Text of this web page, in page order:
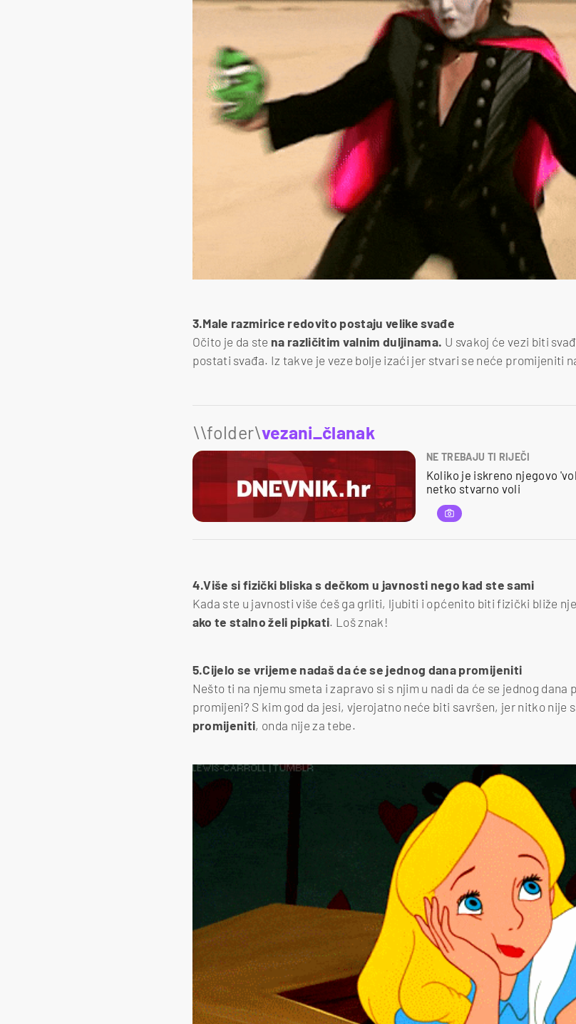
3.Male razmirice redovito postaju velike svađe
Očito je da ste na različitim valnim duljinama. U svakoj će vezi biti
postati svađa. Iz takve je veze bolje izaći jer stvari se neće promijeniti
\\folder\vezani_članak
NE TREBAJU TI RIJEČI
Koliko je iskreno njegovo
netko stvarno voli
4.Više si fizički bliska s dečkom u javnosti nego kad ste sami
Kada ste u javnosti više ćeš ga grliti, ljubiti i općenito biti fizički bliže
ako te stalno želi pipkati. Loš znak!
5.Cijelo se vrijeme nadaš da će se jednog dana promijeniti
Nešto ti na njemu smeta i zapravo si s njim u nadi da će se jednog dana
promijeni? S kim god da jesi, vjerojatno neće biti savršen, jer nitko nije
promijeniti, onda nije za tebe.